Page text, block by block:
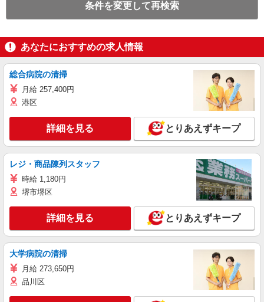
条件を変更して再検索
あなたにおすすめの求人情報
総合病院の清掃
月給 257,400円
港区
詳細を見る とりあえずキープ
レジ・商品陳列スタッフ
時給 1,180円
堺市堺区
詳細を見る とりあえずキープ
大学病院の清掃
月給 273,650円
品川区